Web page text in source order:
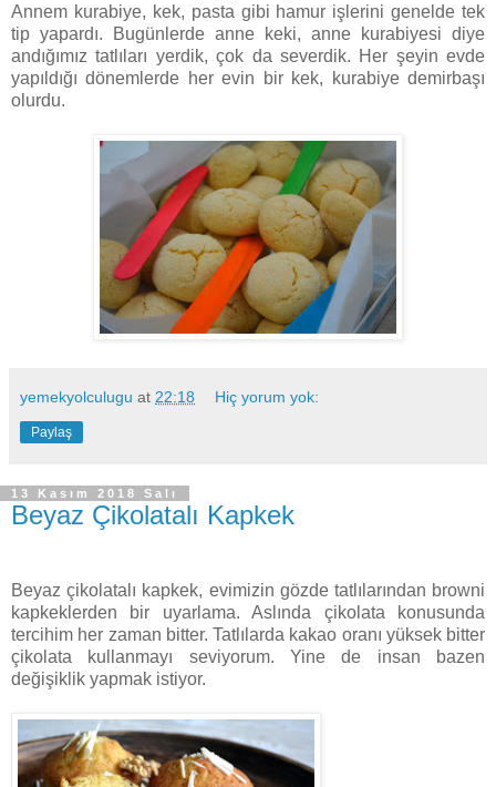
Annem kurabiye, kek, pasta gibi hamur işlerini genelde tek
tip yapardı. Bugünlerde anne keki, anne kurabiyesi diye
andığımız tatlıları yerdik, çok da severdik. Her şeyin evde
yapıldığı dönemlerde her evin bir kek, kurabiye demirbaşı
olurdu.
yemekyolculugu at 22:18 Hiç yorum yok:
Paylaş
13 Kasım 2018 Salı
Beyaz Çikolatalı Kapkek
Beyaz çikolatalı kapkek, evimizin gözde tatlılarından browni
kapkeklerden bir uyarlama. Aslında çikolata konusunda
tercihim her zaman bitter. Tatlılarda kakao oranı yüksek bitter
çikolata kullanmayı seviyorum. Yine de insan bazen
değişiklik yapmak istiyor.